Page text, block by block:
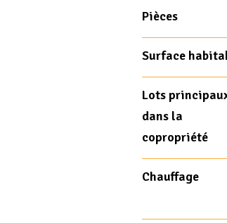
Pièces
Surface
Lots
dans la
copropriété
Chauffage